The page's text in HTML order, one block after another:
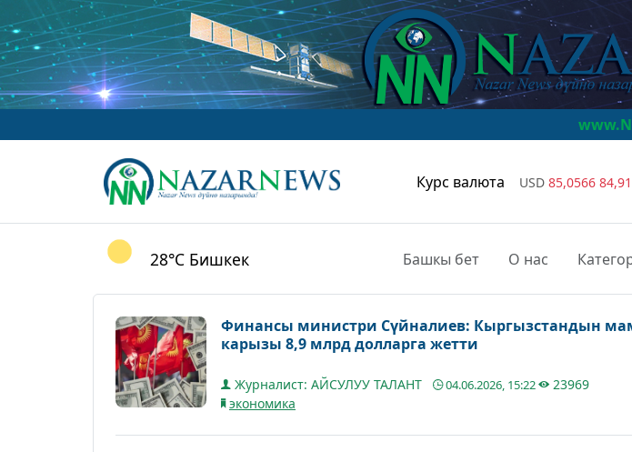
www.NazarNews.kg
Курс валюта USD 85,0566
28°C Бишкек Башкы бет О нас
Финансы министри Сүйналиев: Кыргызстандын
карызы 8,9 млрд долларга жетти
Журналист: АЙСУЛУУ ТАЛАНТ 04.06.2026, 15:22
23969
экономика